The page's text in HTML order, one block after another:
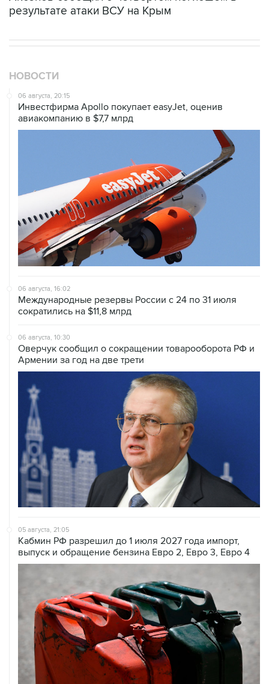
результате атаки ВСУ на Крым
НОВОСТИ
06 августа, 20:15
Инвестфирма Apollo покупает easyJet, оценив
авиакомпанию в $7,7 млрд
06 августа, 16:02
Международные резервы России с 24 по 31 июля
сократились на $11,8 млрд
06 августа, 10:30
Оверчук сообщил о сокращении товарооборота РФ и
Армении за год на две трети
05 августа, 21:05
Кабмин РФ разрешил до 1 июля 2027 года импорт,
выпуск и обращение бензина Евро 2, Евро 3, Евро 4